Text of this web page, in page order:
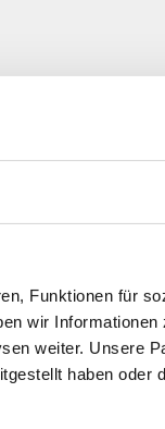
Funktionen für
wir
weiter. Unsere
haben oder